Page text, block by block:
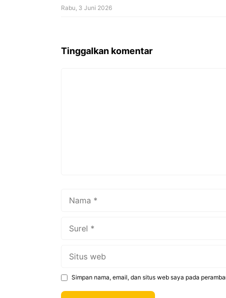
Rabu, 3 Juni 2026
Tinggalkan komentar
Simpan nama, email, dan situs web saya pada